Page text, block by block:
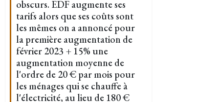
obscurs. EDF augmente ses
tarifs alors que ses coûts sont
les mêmes on a annoncé pour
la première augmentation de
février 2023 + 15% une
augmentation moyenne de
l'ordre de 20 € par mois pour
les ménages qui se chauffe à
l'électricité, au lieu de 180 €